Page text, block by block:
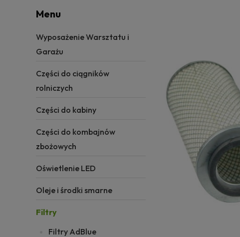
Menu
Wyposażenie Warsztatu i
Garażu
Części do ciągników
rolniczych
Części do kabiny
Części do kombajnów
zbożowych
Oświetlenie LED
Oleje i środki smarne
Filtry
Filtry AdBlue